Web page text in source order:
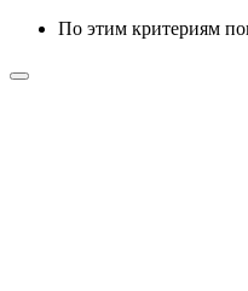
По этим критериям